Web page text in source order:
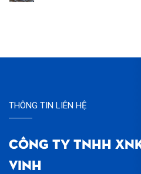
THÔNG TIN LIÊN HỆ
CÔNG TY TNHH
VINH